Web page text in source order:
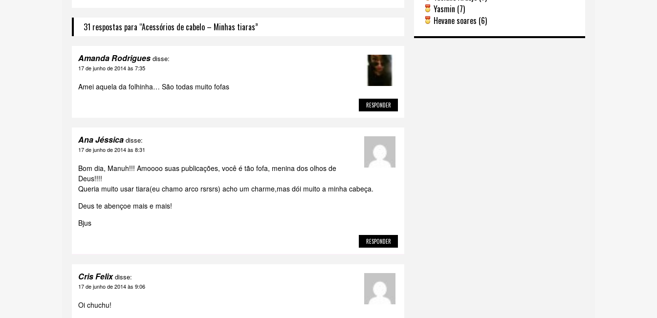
31 respostas para “Acessórios de cabelo – Minhas tiaras”
Amanda Rodrigues disse:
17 de junho de 2014 às 7:35
Amei aquela da folhinha… São todas muito fofas
RESPONDER
Ana Jéssica disse:
17 de junho de 2014 às 8:31
Bom dia, Manuh!!! Amoooo suas publicações, você é tão fofa, menina dos olhos de
Deus!!!!
Queria muito usar tiara(eu chamo arco rsrsrs) acho um charme,mas dói muito a minha cabeça.
Deus te abençoe mais e mais!
Bjus
RESPONDER
Cris Felix disse:
17 de junho de 2014 às 9:06
Oi chuchu!
Yasmin (7)
Hevane soares (6)